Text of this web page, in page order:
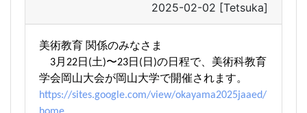
2025-02-02 [Tetsuka]
美術教育 関係のみなさま
3月22日(土)〜23日(日)の日程で、美術科教育
学会岡山大会が岡山大学で開催されます。
https://sites.google.com/view/okayama2025jaaed/